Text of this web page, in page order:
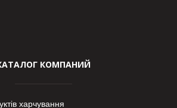
КОМПАНИЙ
харчування